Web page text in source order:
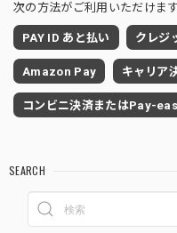
次の方法がご利用いただけます
PAY ID あと払い クレジ
Amazon Pay キャリア
コンビニ決済またはPay-
SEARCH